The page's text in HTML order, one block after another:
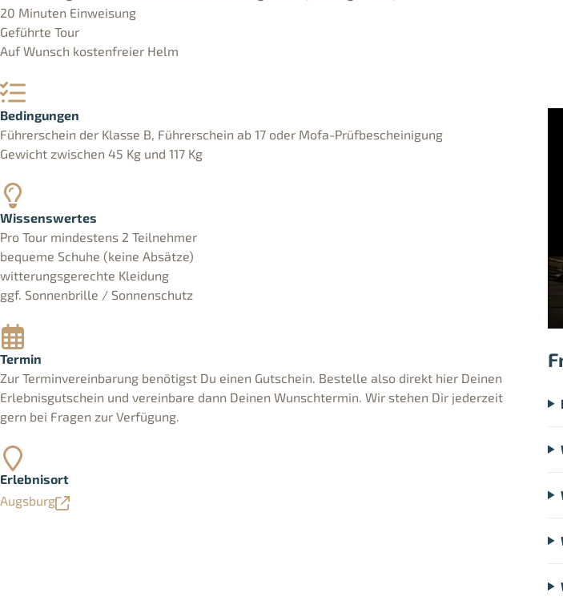
20 Minuten Einweisung
Geführte Tour
Auf Wunsch kostenfreier Helm
Bedingungen
Führerschein der Klasse B, Führerschein ab 17 oder Mofa-Prüfbescheinigung
Gewicht zwischen 45 Kg und 117 Kg
Wissenswertes
Pro Tour mindestens 2 Teilnehmer
bequeme Schuhe (keine Absätze)
witterungsgerechte Kleidung
ggf. Sonnenbrille / Sonnenschutz
Termin
Zur Terminvereinbarung benötigst Du einen Gutschein. Bestelle also direkt hier Deinen
Erlebnisgutschein und vereinbare dann Deinen Wunschtermin. Wir stehen Dir jederzeit
gern bei Fragen zur Verfügung.
Erlebnisort
Augsburg